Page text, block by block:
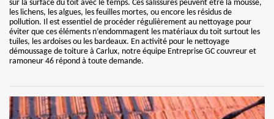
sur la surface du toit avec le temps. Ces salissures peuvent être la mousse,
les lichens, les algues, les feuilles mortes, ou encore les résidus de
pollution. Il est essentiel de procéder régulièrement au nettoyage pour
éviter que ces éléments n’endommagent les matériaux du toit surtout les
tuiles, les ardoises ou les bardeaux. En activité pour le nettoyage
démoussage de toiture à Carlux, notre équipe Entreprise GC couvreur et
ramoneur 46 répond à toute demande.